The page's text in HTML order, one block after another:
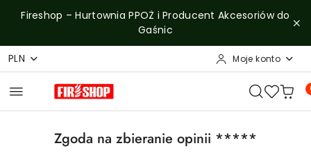
Przejdź do treści głównej
Przejdź do wyszukiwarki
Przejdź do moje konto
Przejdź do menu głównego
Przejdź do stopki
Fireshop – Hurtownia PPOŻ i Producent Akcesoriów do
Gaśnic
PLN Moje konto
Zgoda na zbieranie opinii *****